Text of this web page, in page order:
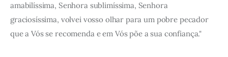
amabilíssima, Senhora sublimíssima, Senhora
graciosíssima, volvei vosso olhar para um pobre pecador
que a Vós se recomenda e em Vós põe a sua confiança."